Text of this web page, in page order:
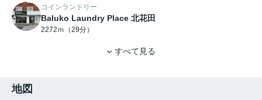
コインランドリー
Baluko Laundry Place 北花田
2272ｍ（29分）
すべて見る
地図